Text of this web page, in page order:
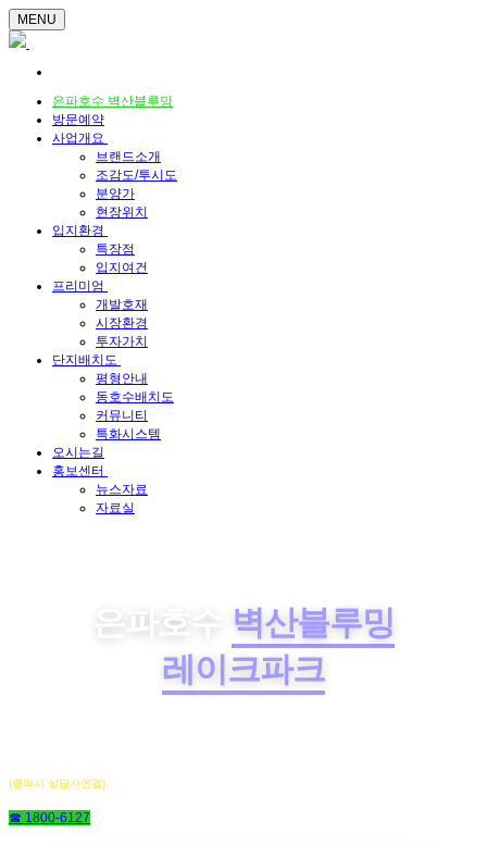
MENU
은파호수 벽산블루밍
방문예약
사업개요
브랜드소개
조감도/투시도
분양가
현장위치
입지환경
특장점
입지여건
프리미엄
개발호재
시장환경
투자가치
단지배치도
평형안내
동호수배치도
커뮤니티
특화시스템
오시는길
홍보센터
뉴스자료
자료실
은파호수 벽산블루밍
레이크파크
(클릭시 상담사연결)
☎ 1800-6127